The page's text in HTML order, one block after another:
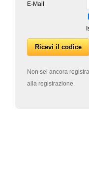
E-Mail
Non sei ancora
alla registrazione.